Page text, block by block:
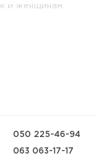
и женщинам.
050 225-46-94
063 063-17-17